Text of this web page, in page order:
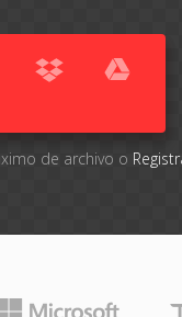
de archivo o